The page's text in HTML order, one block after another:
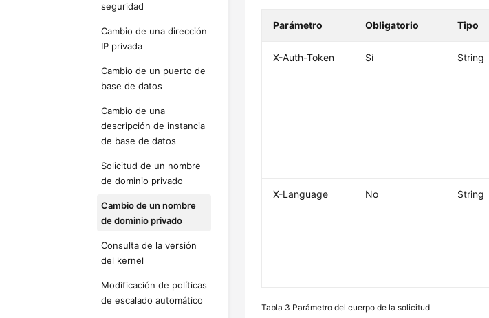
seguridad
Cambio de una dirección
IP privada
Cambio de un puerto de
base de datos
Cambio de una
descripción de instancia
de base de datos
Solicitud de un nombre
de dominio privado
Cambio de un nombre
de dominio privado
Consulta de la versión
del kernel
Modificación de políticas
de escalado automático
Parámetro Obligatorio Tipo
X-Auth-Token Sí String
X-Language No String
Tabla 3 Parámetro del cuerpo de la solicitud